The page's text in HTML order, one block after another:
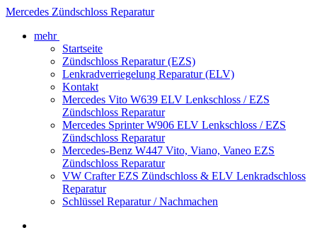
Mercedes Zündschloss Reparatur
mehr
Startseite
Zündschloss Reparatur (EZS)
Lenkradverriegelung Reparatur (ELV)
Kontakt
Mercedes Vito W639 ELV Lenkschloss / EZS
Zündschloss Reparatur
Mercedes Sprinter W906 ELV Lenkschloss / EZS
Zündschloss Reparatur
Mercedes-Benz W447 Vito, Viano, Vaneo EZS
Zündschloss Reparatur
VW Crafter EZS Zündschloss & ELV Lenkradschloss
Reparatur
Schlüssel Reparatur / Nachmachen